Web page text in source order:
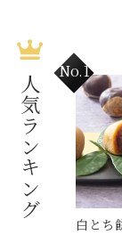
人気ランキング
白とち